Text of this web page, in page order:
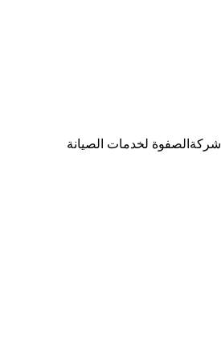
شركةالصفوة لخدمات الصيانة